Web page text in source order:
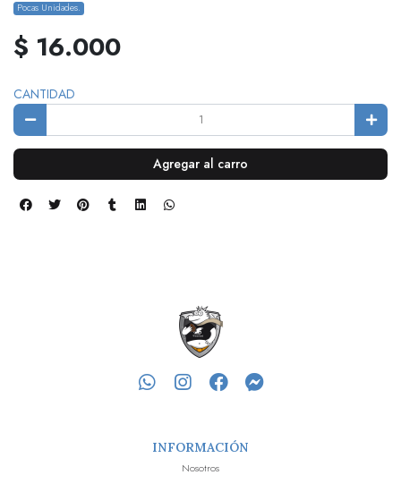
Pocas Unidades.
$ 16.000
CANTIDAD
Agregar al carro
INFORMACIÓN
Nosotros